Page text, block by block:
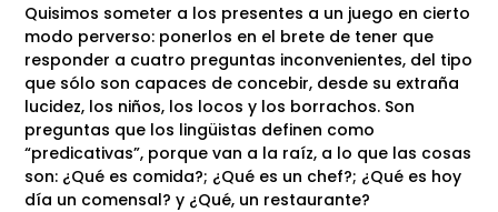
Quisimos someter a los presentes a un juego en cierto
modo perverso: ponerlos en el brete de tener que
responder a cuatro preguntas inconvenientes, del tipo
que sólo son capaces de concebir, desde su extraña
lucidez, los niños, los locos y los borrachos. Son
preguntas que los lingüistas definen como
“predicativas”, porque van a la raíz, a lo que las cosas
son: ¿Qué es comida?; ¿Qué es un chef?; ¿Qué es hoy
día un comensal? y ¿Qué, un restaurante?